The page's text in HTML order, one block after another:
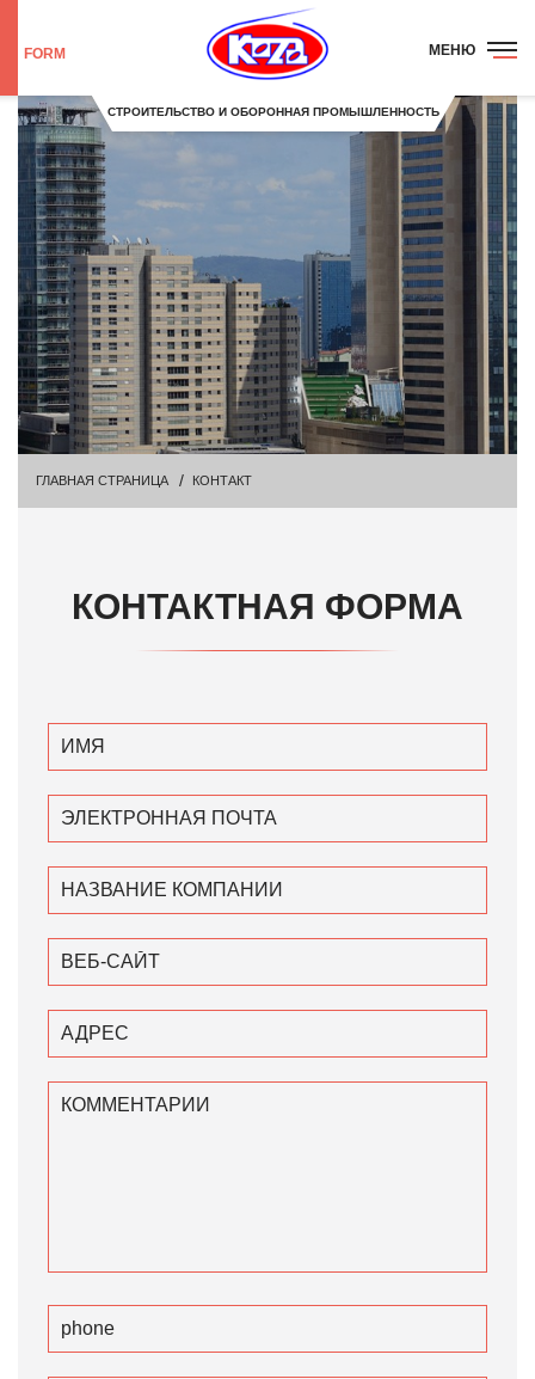
FORM
СТРОИТЕЛЬСТВО И ОБОРОННАЯ ПРОМЫШЛЕННОСТЬ
МЕНЮ
ГЛАВНАЯ СТРАНИЦА КОНТАКТ
КОНТАКТНАЯ ФОРМА